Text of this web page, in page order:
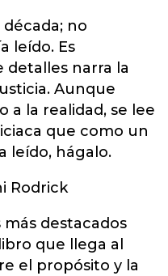
no
leído. Es
detalles narra la
Aunque
a la realidad, se lee
que como un
leído, hágalo.
Rodrick
destacados
que llega al
el propósito y la